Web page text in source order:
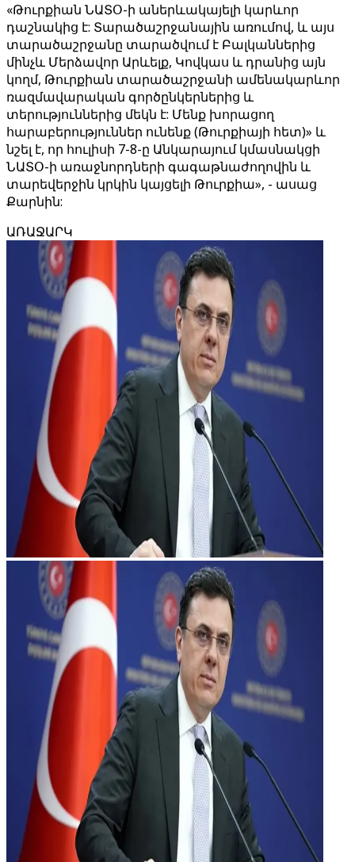
«Թուրքիան ՆԱՏՕ-ի աներևակայելի կարևոր
դաշնակից է: Տարածաշրջանային առումով, և այս
տարածաշրջանը տարածվում է Բալկաններից
մինչև Մերձավոր Արևելք, Կովկաս և դրանից այն
կողմ, Թուրքիան տարածաշրջանի ամենակարևոր
ռազմավարական գործընկերներից և
տերություններից մեկն է: Մենք խորացող
հարաբերություններ ունենք (Թուրքիայի հետ)» և
նշել է, որ հուլիսի 7-8-ը Անկարայում կմասնակցի
ՆԱՏՕ-ի առաջնորդների գագաթնաժողովին և
տարեվերջին կրկին կայցելի Թուրքիա», - ասաց
Քարնին:
ԱՌԱՋԱՐԿ